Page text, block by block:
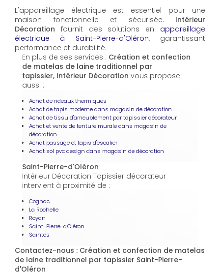
L'appareillage électrique est essentiel pour une
maison fonctionnelle et sécurisée. Intérieur
Décoration fournit des solutions en appareillage
électrique à Saint-Pierre-d'Oléron, garantissant
performance et durabilité.
En plus de ses services : Création et confection
de matelas de laine traditionnel par
tapissier, Intérieur Décoration vous propose
aussi :
Achat de rideaux thermiques
Achat de tapis moderne dans magasin de décoration
Achat de tissu d'ameublement par tapissier décorateur
Achat et vente de tenture murale dans magasin de
décoration
Achat passage et tapis d'escalier
Achat sol pvc design dans magasin de décoration
Saint-Pierre-d'Oléron
Intérieur Décoration Tapissier décorateur
intervient à proximité de :
Cognac
La Rochelle
Royan
Saint-Pierre-d'Oléron
Saintes
Contactez-nous : Création et confection de matelas
de laine traditionnel par tapissier Saint-Pierre-
d'Oléron